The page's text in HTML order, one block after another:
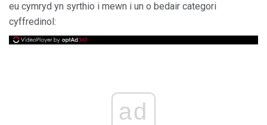
eu cymryd yn syrthio i mewn i un o bedair categori
cyffredinol:
ad